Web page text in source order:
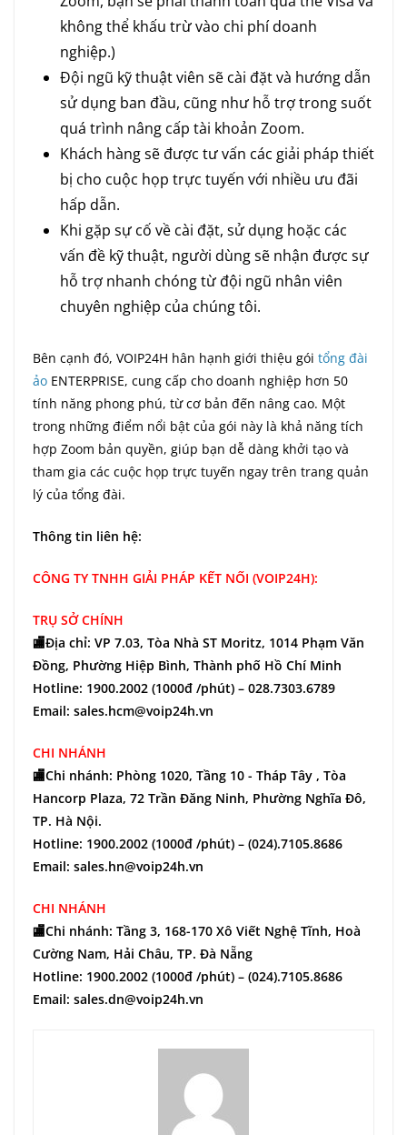
không thể khấu trừ vào chi phí doanh
nghiệp.)
Đội ngũ kỹ thuật viên sẽ cài đặt và hướng dẫn
sử dụng ban đầu, cũng như hỗ trợ trong suốt
quá trình nâng cấp tài khoản Zoom.
Khách hàng sẽ được tư vấn các giải pháp thiết
bị cho cuộc họp trực tuyến với nhiều ưu đãi
hấp dẫn.
Khi gặp sự cố về cài đặt, sử dụng hoặc các
vấn đề kỹ thuật, người dùng sẽ nhận được sự
hỗ trợ nhanh chóng từ đội ngũ nhân viên
chuyên nghiệp của chúng tôi.
Bên cạnh đó, VOIP24H hân hạnh giới thiệu gói tổng đài
ảo ENTERPRISE, cung cấp cho doanh nghiệp hơn 50
tính năng phong phú, từ cơ bản đến nâng cao. Một
trong những điểm nổi bật của gói này là khả năng tích
hợp Zoom bản quyền, giúp bạn dễ dàng khởi tạo và
tham gia các cuộc họp trực tuyến ngay trên trang quản
lý của tổng đài.
Thông tin liên hệ:
CÔNG TY TNHH GIẢI PHÁP KẾT NỐI (VOIP24H):
TRỤ SỞ CHÍNH
🏬Địa chỉ: VP 7.03, Tòa Nhà ST Moritz, 1014 Phạm Văn
Đồng, Phường Hiệp Bình, Thành phố Hồ Chí Minh
Hotline: 1900.2002 (1000đ /phút) – 028.7303.6789
Email: sales.hcm@voip24h.vn
CHI NHÁNH
🏬Chi nhánh: Phòng 1020, Tầng 10 - Tháp Tây , Tòa
Hancorp Plaza, 72 Trần Đăng Ninh, Phường Nghĩa Đô,
TP. Hà Nội.
Hotline: 1900.2002 (1000đ /phút) – (024).7105.8686
Email: sales.hn@voip24h.vn
CHI NHÁNH
🏬Chi nhánh: Tầng 3, 168-170 Xô Viết Nghệ Tĩnh, Hoà
Cường Nam, Hải Châu, TP. Đà Nẵng
Hotline: 1900.2002 (1000đ /phút) – (024).7105.8686
Email: sales.dn@voip24h.vn